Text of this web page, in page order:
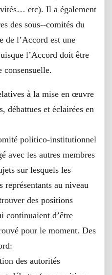
etc). Il a également
des sous-‐comités du
de l’Accord est une
l’Accord doit être
consensuelle.
à la mise en œuvre
débattues et éclairées en
politico‐institutionnel
avec les autres membres
sur lesquels les
représentants au niveau
des positions
continuaient d’être
pour le moment. Des
des autorités